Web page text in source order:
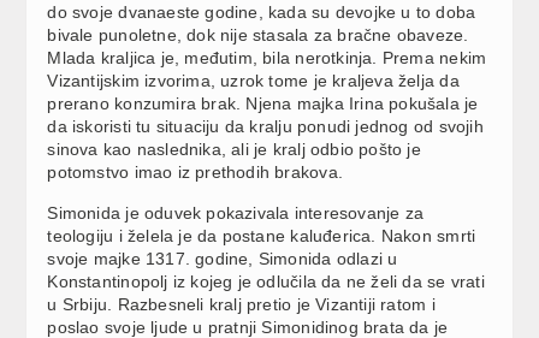
do svoje dvanaeste godine, kada su devojke u to doba
bivale punoletne, dok nije stasala za bračne obaveze.
Mlada kraljica je, međutim, bila nerotkinja. Prema nekim
Vizantijskim izvorima, uzrok tome je kraljeva želja da
prerano konzumira brak. Njena majka Irina pokušala je
da iskoristi tu situaciju da kralju ponudi jednog od svojih
sinova kao naslednika, ali je kralj odbio pošto je
potomstvo imao iz prethodih brakova.
Simonida je oduvek pokazivala interesovanje za
teologiju i želela je da postane kaluđerica. Nakon smrti
svoje majke 1317. godine, Simonida odlazi u
Konstantinopolj iz kojeg je odlučila da ne želi da se vrati
u Srbiju. Razbesneli kralj pretio je Vizantiji ratom i
poslao svoje ljude u pratnji Simonidinog brata da je